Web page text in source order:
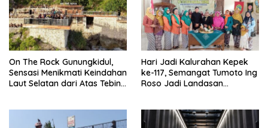
On The Rock Gunungkidul,
Sensasi Menikmati Keindahan
Laut Selatan dari Atas Tebing
Hari Jadi Kalurahan Kepek
ke-117, Semangat Tumoto Ing
Roso Jadi Landasan